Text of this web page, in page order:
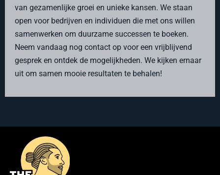
van gezamenlijke groei en unieke kansen. We staan
open voor bedrijven en individuen die met ons willen
samenwerken om duurzame successen te boeken.
Neem vandaag nog contact op voor een vrijblijvend
gesprek en ontdek de mogelijkheden. We kijken ernaar
uit om samen mooie resultaten te behalen!